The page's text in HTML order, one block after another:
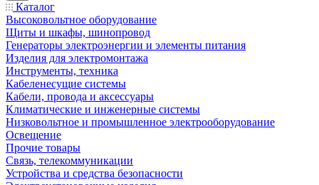
Каталог
Высоковольтное оборудование
Щиты и шкафы, шинопровод
Генераторы электроэнергии и элементы питания
Изделия для электромонтажа
Инструменты, техника
Кабеленесущие системы
Кабели, провода и аксессуары
Климатические и инженерные системы
Низковольтное и промышленное электрооборудование
Освещение
Прочие товары
Связь, телекоммуникации
Устройства и средства безопасности